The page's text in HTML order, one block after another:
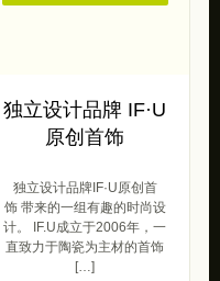
独立设计品牌 IF·U
原创首饰
独立设计品牌IF·U原创首
饰 带来的一组有趣的时尚设
计。 IF.U成立于2006年，一
直致力于陶瓷为主材的首饰
[…]